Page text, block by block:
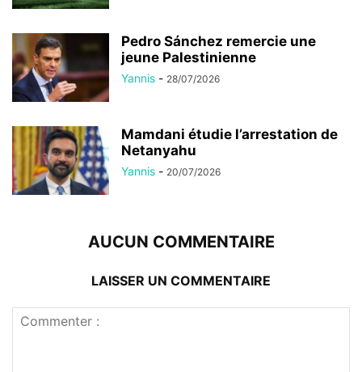
Pedro Sánchez remercie une
jeune Palestinienne
Yannis - 28/07/2026
Mamdani étudie l’arrestation de
Netanyahu
Yannis - 20/07/2026
AUCUN COMMENTAIRE
LAISSER UN COMMENTAIRE